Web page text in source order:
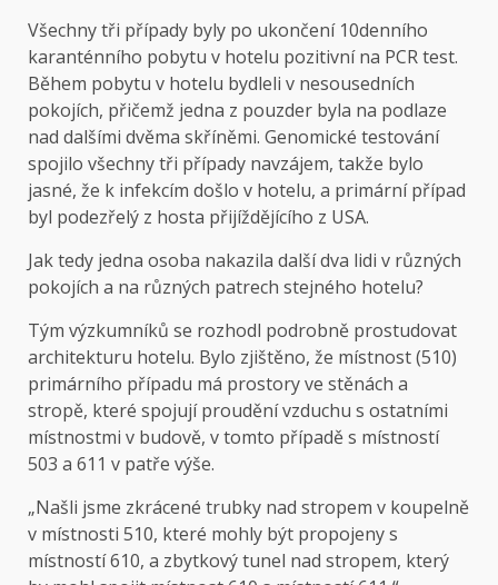
Všechny tři případy byly po ukončení 10denního
karanténního pobytu v hotelu pozitivní na PCR test.
Během pobytu v hotelu bydleli v nesousedních
pokojích, přičemž jedna z pouzder byla na podlaze
nad dalšími dvěma skříněmi. Genomické testování
spojilo všechny tři případy navzájem, takže bylo
jasné, že k infekcím došlo v hotelu, a primární případ
byl podezřelý z hosta přijíždějícího z USA.
Jak tedy jedna osoba nakazila další dva lidi v různých
pokojích a na různých patrech stejného hotelu?
Tým výzkumníků se rozhodl podrobně prostudovat
architekturu hotelu. Bylo zjištěno, že místnost (510)
primárního případu má prostory ve stěnách a
stropě, které spojují proudění vzduchu s ostatními
místnostmi v budově, v tomto případě s místností
503 a 611 v patře výše.
„Našli jsme zkrácené trubky nad stropem v koupelně
v místnosti 510, které mohly být propojeny s
místností 610, a zbytkový tunel nad stropem, který